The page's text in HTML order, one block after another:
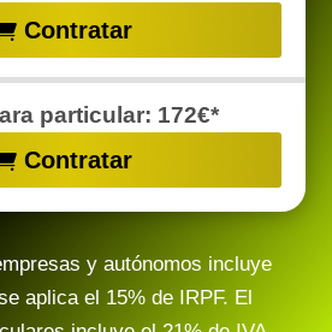
Contratar
particular: 172€*
Contratar
y autónomos incluye
aplica el 15% de IRPF. El